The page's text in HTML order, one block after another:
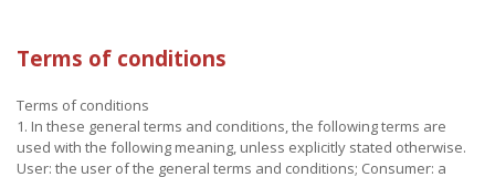
Terms of conditions
Terms of conditions
1. In these general terms and conditions, the following terms are
used with the following meaning, unless explicitly stated otherwise.
User: the user of the general terms and conditions; Consumer: a